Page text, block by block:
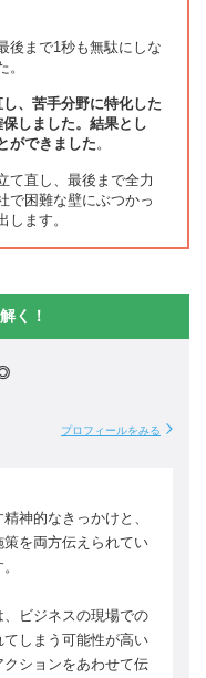
後まで1秒も無駄にしな
、苦手分野に特化した
しました。結果とし
ができました 。
て直し、最後まで全力
で困難な壁にぶつかっ
ます。
く！
プロフィールをみる
神的なきっかけと、
を両方伝えられてい
、ビジネスの現場での
しまう可能性が高い
ションをあわせて伝